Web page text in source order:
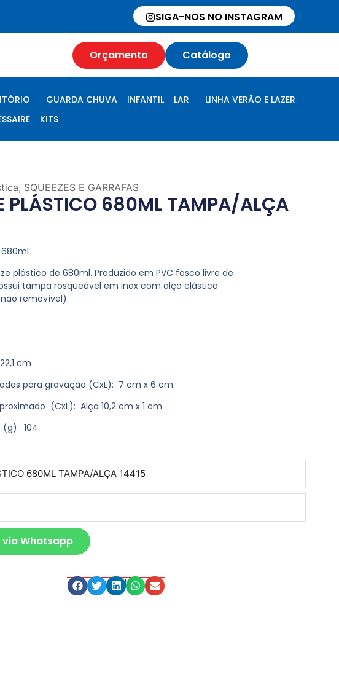
SIGA-NOS NO INSTAGRAM
Orçamento Catálogo
GUARDA CHUVA INFANTIL LAR
LINHA VERÃO E LAZER
KITS
, SQUEEZES E GARRAFAS
PLÁSTICO 680ML TAMPA/ALÇA
plástico de 680ml. Produzido em PVC fosco livre de
tampa rosqueável em inox com alça elástica
removível).
cm
para gravação (CxL): 7 cm x 6 cm
(CxL): Alça 10,2 cm x 1 cm
(g): 104
Whatsapp
Compartilhe